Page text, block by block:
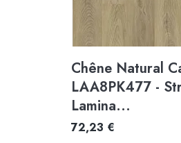
Chêne Natural
LAA8PK477 -
Lamina...
72,23 €